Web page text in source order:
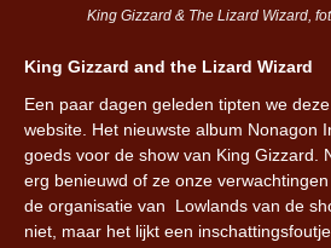
King Gizzard & The Lizard Wizard,
King Gizzard and the Lizard Wizard
Een paar dagen geleden tipten we deze
website. Het nieuwste album Nonagon
goeds voor de show van King Gizzard.
erg benieuwd of ze onze
de organisatie van Lowlands van de
niet, maar het lijkt een